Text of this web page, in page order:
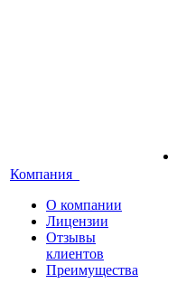
Компания
О компании
Лицензии
Отзывы
клиентов
Преимущества